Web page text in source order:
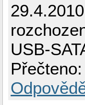
USB-